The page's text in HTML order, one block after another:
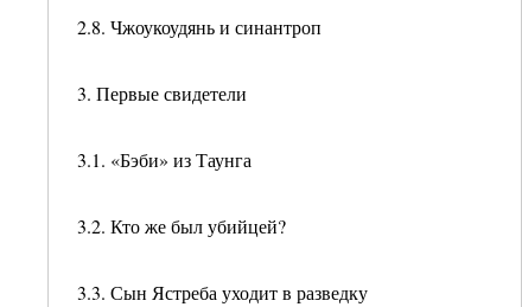
2.8. Чжоукоудянь и синантроп
3. Первые свидетели
3.1. «Бэби» из Таунга
3.2. Кто же был убийцей?
3.3. Сын Ястреба уходит в разведку